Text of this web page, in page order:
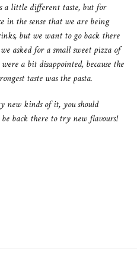
a little different taste, but for
in the sense that we are being
but we want to go back there
asked for a small sweet pizza of
a bit disappointed, because the
taste was the pasta.
new kinds of it, you should
back there to try new flavours!